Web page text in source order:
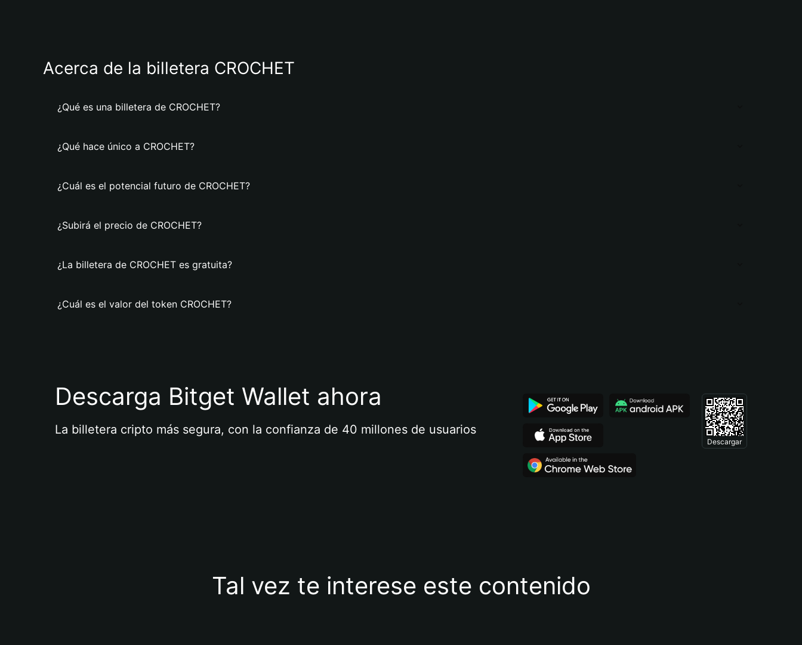
Acerca de la billetera CROCHET
¿Qué es una billetera de CROCHET?
¿Qué hace único a CROCHET?
¿Cuál es el potencial futuro de CROCHET?
¿Subirá el precio de CROCHET?
¿La billetera de CROCHET es gratuita?
¿Cuál es el valor del token CROCHET?
Descarga Bitget Wallet ahora
La billetera cripto más segura, con la confianza de 40 millones de usuarios
Descargar
Tal vez te interese este contenido